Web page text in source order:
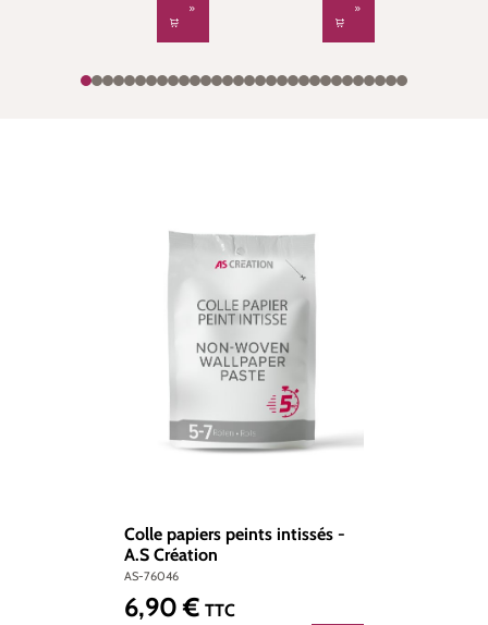
Colle papiers peints intissés -
A.S Création
AS-76046
Prix régulier :
6,90 € TTC